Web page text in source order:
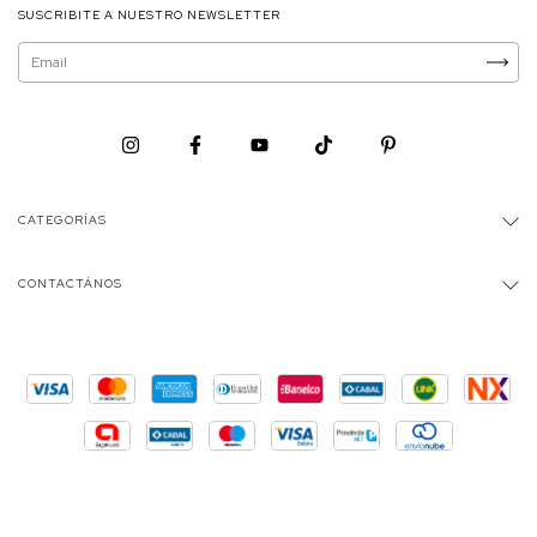
SUSCRIBITE A NUESTRO NEWSLETTER
CATEGORÍAS
CONTACTÁNOS